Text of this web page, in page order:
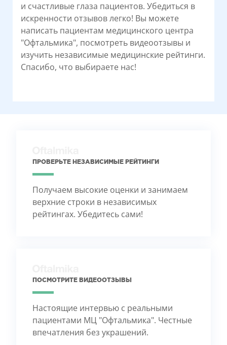
и счастливые глаза пациентов. Убедиться в
искренности отзывов легко! Вы можете
написать пациентам медицинского центра
"Офтальмика", посмотреть видеоотзывы и
изучить независимые медицинские рейтинги.
Спасибо, что выбираете нас!
ПРОВЕРЬТЕ НЕЗАВИСИМЫЕ РЕЙТИНГИ
Получаем высокие оценки и занимаем
верхние строки в независимых
рейтингах. Убедитесь сами!
ПОСМОТРИТЕ ВИДЕООТЗЫВЫ
Настоящие интервью с реальными
пациентами МЦ "Офтальмика". Честные
впечатления без украшений.